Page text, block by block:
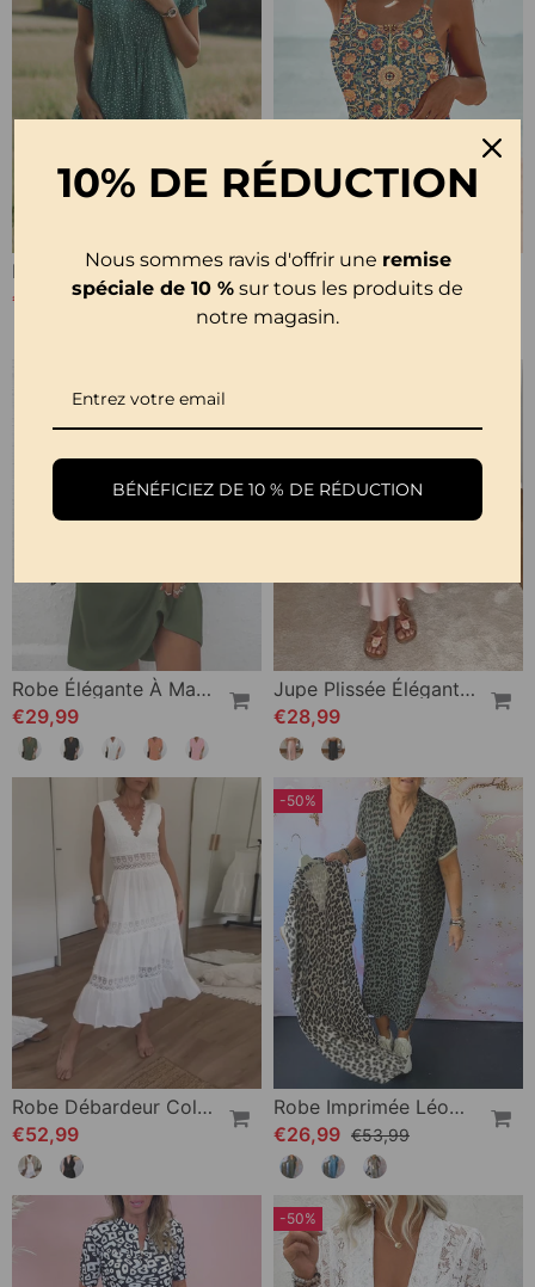
Robe Florale Décontractée À Revers
€33,99
€27,99 €32,99
Robe Élégante À Manches Fendues De Couleur Unie
€29,99
Jupe Plissée Élégante De Couleur Unie
€28,99
Robe Débardeur Col V En Dentelle
€52,99
-50%
Robe Imprimée Léopard À Manches Courtes Et Col V
€26,99 €53,99
-50%
10% DE RÉDUCTION
Nous sommes ravis d'offrir une remise
spéciale de 10 % sur tous les produits de
notre magasin.
BÉNÉFICIEZ DE 10 % DE RÉDUCTION